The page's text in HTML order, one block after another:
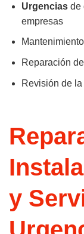
Urgenciasde
empresas
Mantenimiento
Reparación de
Revisión de
y